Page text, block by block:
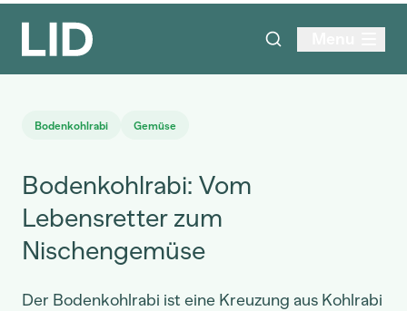
Bodenkohlrabi Gemüse
Bodenkohlrabi: Vom
Lebensretter zum
Nischengemüse
Der Bodenkohlrabi ist eine Kreuzung aus Kohlrabi